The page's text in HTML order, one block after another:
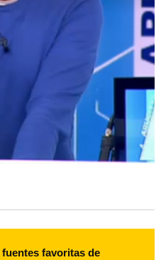
favoritas de